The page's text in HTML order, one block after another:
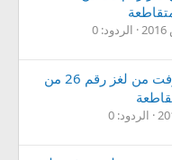
الردود: 0
جواب لغز مؤسس شركة مايكروسوفت من لغز رقم 26 من
الردود: 0